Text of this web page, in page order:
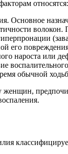
относятся:
Основное
волокон.
его
нароста или
обычной
женщин,